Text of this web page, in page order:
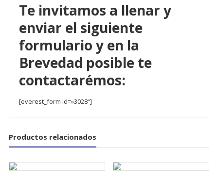
Te invitamos a llenar y
enviar el siguiente
formulario y en la
Brevedad posible te
contactarémos:
[everest_form id=»3028″]
Productos relacionados